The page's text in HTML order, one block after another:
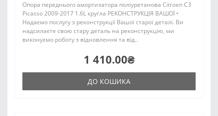
Опора переднього амортизатора поліуретанова Citroen C3
Picasso 2009-2017 1.6L кругла РЕКОНСТРУКЦІЯ ВАШОЇ •
Надаємо послугу з реконструкції Вашої старої деталі. Ви
надсилаєте свою стару деталь на реконструкцію, ми
виконуємо роботу з відновлення та від..
1 410.00₴
ДО КОШИКА